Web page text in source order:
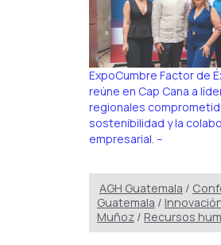
ExpoCumbre Factor de
reúne en Cap Cana a
regionales
sostenibilidad y la
empresarial. –
AGH Guatemala /
Guatemala /
Muñoz / Recursos